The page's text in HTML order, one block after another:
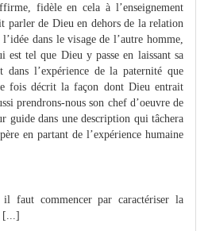
fidèle en cela à l’enseignement
parler de Dieu en dehors de la relation
dans le visage de l’autre homme,
est tel que Dieu y passe en laissant sa
dans l’expérience de la paternité que
fois décrit la façon dont Dieu entrait
prendrons-nous son chef d’oeuvre de
guide dans une description qui tâchera
en partant de l’expérience humaine
faut commencer par caractériser la
[...]